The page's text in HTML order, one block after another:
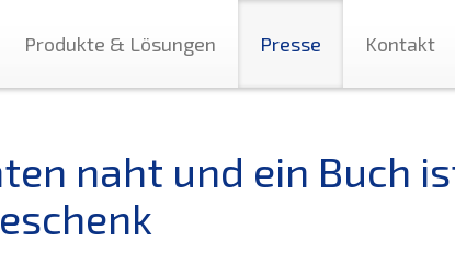
Produkte & Lösungen Presse Kontakt
naht und ein Buch